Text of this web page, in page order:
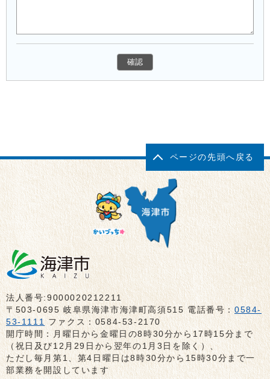
ページの先頭へ戻る
法人番号:9000020212211
〒503-0695 岐阜県海津市海津町高須515 電話番号：0584-
53-1111 ファクス：0584-53-2170
開庁時間：月曜日から金曜日の8時30分から17時15分まで
（祝日及び12月29日から翌年の1月3日を除く）、
ただし毎月第1、第4日曜日は8時30分から15時30分まで一
部業務を開設しています